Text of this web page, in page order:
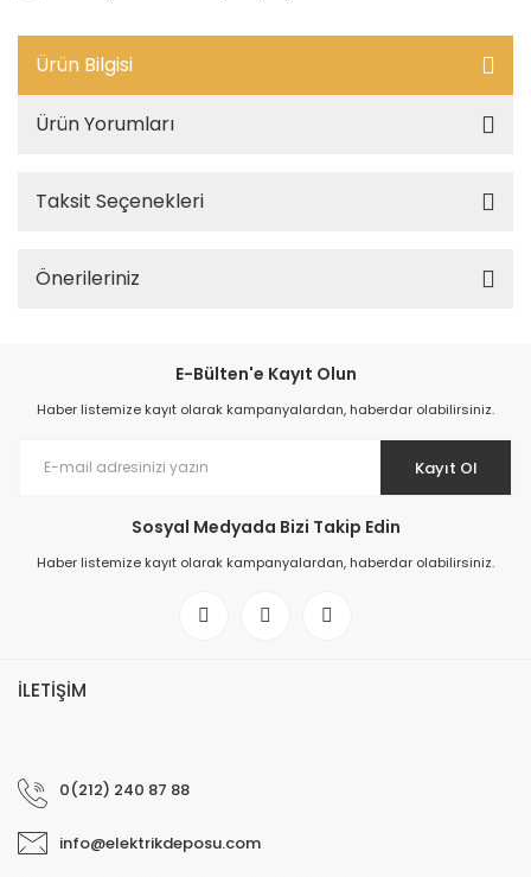
Ürün Bilgisi
Ürün Yorumları
Taksit Seçenekleri
Önerileriniz
E-Bülten'e Kayıt Olun
Haber listemize kayıt olarak kampanyalardan, haberdar olabilirsiniz.
Kayıt Ol
Sosyal Medyada Bizi Takip Edin
Haber listemize kayıt olarak kampanyalardan, haberdar olabilirsiniz.
İLETİŞİM
0(212) 240 87 88
info@elektrikdeposu.com